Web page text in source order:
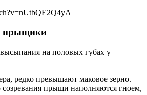
прыщики
редко превышают маковое зерно.
созревания прыщи наполняются гноем,